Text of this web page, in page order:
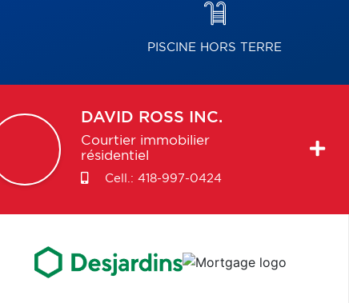
PISCINE HORS TERRE
DAVID ROSS INC.
Courtier immobilier
résidentiel
Cell.: 418-997-0424